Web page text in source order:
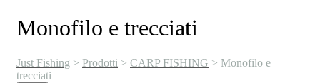
Monofilo e trecciati
Just Fishing > Prodotti > CARP FISHING > Monofilo e
trecciati